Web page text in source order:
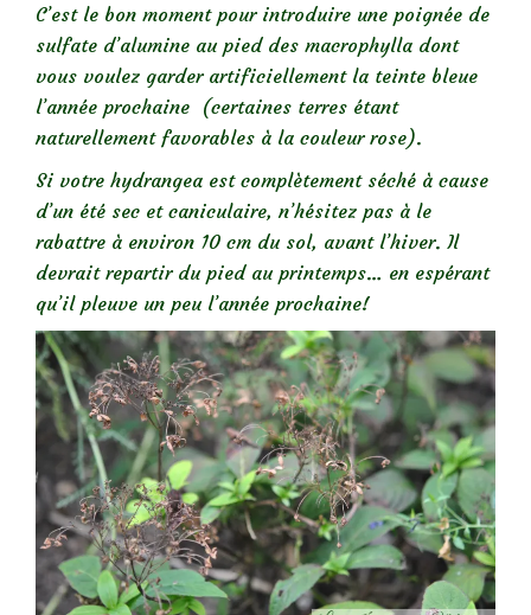
C’est le bon moment pour introduire une poignée de
sulfate d’alumine au pied des macrophylla dont
vous voulez garder artificiellement la teinte bleue
l’année prochaine (certaines terres étant
naturellement favorables à la couleur rose).
Si votre hydrangea est complètement séché à cause
d’un été sec et caniculaire, n’hésitez pas à le
rabattre à environ 10 cm du sol, avant l’hiver. Il
devrait repartir du pied au printemps… en espérant
qu’il pleuve un peu l’année prochaine!